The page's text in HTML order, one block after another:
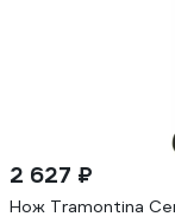
2 627 ₽
Нож Tramontina